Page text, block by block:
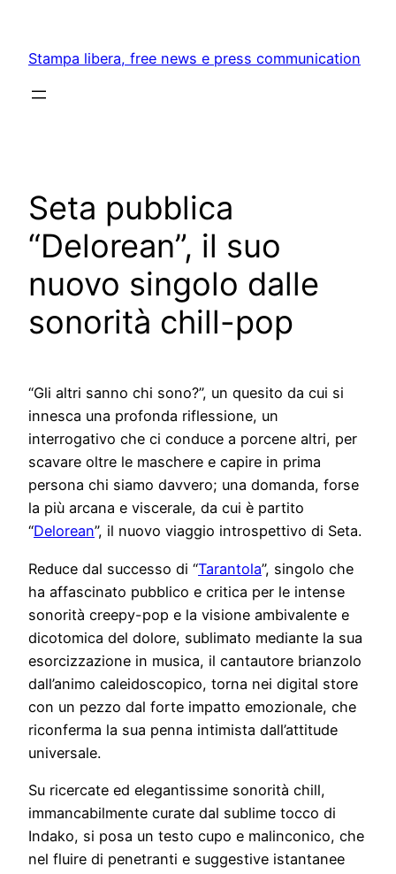
content
Stampa libera, free news e press communication
Seta pubblica
“Delorean”, il suo
nuovo singolo dalle
sonorità chill-pop
“Gli altri sanno chi sono?”, un quesito da cui si
innesca una profonda riflessione, un
interrogativo che ci conduce a porcene altri, per
scavare oltre le maschere e capire in prima
persona chi siamo davvero; una domanda, forse
la più arcana e viscerale, da cui è partito
“Delorean”, il nuovo viaggio introspettivo di Seta.
Reduce dal successo di “Tarantola”, singolo che
ha affascinato pubblico e critica per le intense
sonorità creepy-pop e la visione ambivalente e
dicotomica del dolore, sublimato mediante la sua
esorcizzazione in musica, il cantautore brianzolo
dall’animo caleidoscopico, torna nei digital store
con un pezzo dal forte impatto emozionale, che
riconferma la sua penna intimista dall’attitude
universale.
Su ricercate ed elegantissime sonorità chill,
immancabilmente curate dal sublime tocco di
Indako, si posa un testo cupo e malinconico, che
nel fluire di penetranti e suggestive istantanee